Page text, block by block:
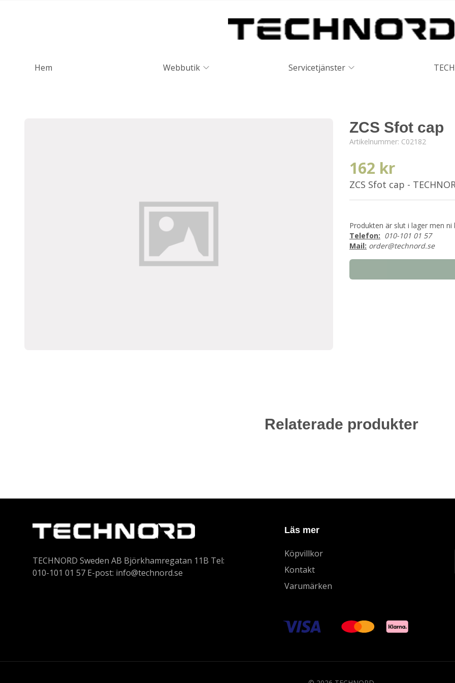
Hem Webbutik Servicetjänster
ZCS Sfot cap
Artikelnummer: C02182
162 kr
ZCS Sfot cap -
Produkten är slut i lager men
Telefon: 010-101 01 57
Mail: order@technord.se
Relaterade produkter
TECHNORD Sweden AB Björkhamregatan 11B Tel:
010-101 01 57 E-post: info@technord.se
Läs mer
Köpvillkor
Kontakt
Varumärken